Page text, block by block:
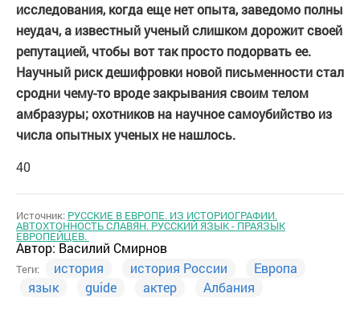
исследования, когда еще нет опыта, заведомо полны
неудач, а известный ученый слишком дорожит своей
репутацией, чтобы вот так просто подорвать ее.
Научный риск дешифровки новой письменности стал
сродни чему-то вроде закрывания своим телом
амбразуры; охотников на научное самоубийство из
числа опытных ученых не нашлось.
40
Источник: РУССКИЕ В ЕВРОПЕ. ИЗ ИСТОРИОГРАФИИ.
АВТОХТОННОСТЬ СЛАВЯН. РУССКИЙ ЯЗЫК - ПРАЯЗЫК
ЕВРОПЕЙЦЕВ.
Автор: Василий Смирнов
Теги: история история России
Европа
язык
guide актер Албания